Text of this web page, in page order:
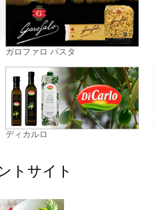
ガロファロ パスタ
ディカルロ
トサイト